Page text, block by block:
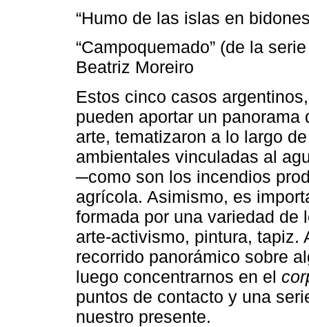
“Humo de las islas en
“Campoquemado” (de la
Beatriz Moreiro
Estos cinco casos
pueden aportar un
arte, tematizaron a lo largo
ambientales vinculadas al
─como son los incendios
agrícola. Asimismo, es
formada por una variedad de
arte-activismo, pintura, tapiz.
recorrido panorámico sobre
luego concentrarnos en el
puntos de contacto y una
nuestro presente.